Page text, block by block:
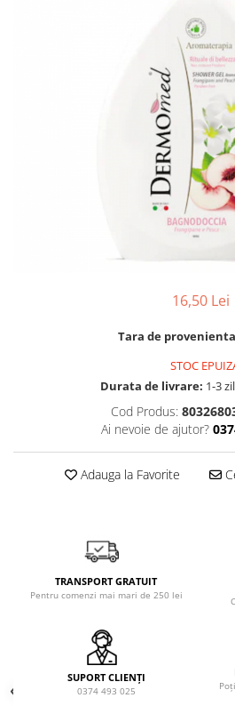
Echipamente de curăţenie
Folie aluminiu,folie alimentara
Solutie de indepartat rugina si
Sapun lichid, sapun
Tratament pentru par, conditioner
pentru par, masca de par
Vata demachianta
16,50 Lei
Tara de
STOC
Durata de livrare: 1-3
Cod Produs:
Ai nevoie de ajutor?
Adauga la Favorite
TRANSPORT GRATUIT
Pentru comenzi mai mari de 250 lei
SUPORT CLIENȚI
0374 493 025